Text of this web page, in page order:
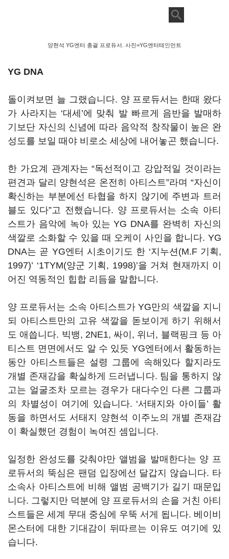
양현석 YG엔터 총괄 프로듀서. 사진=YG엔터테인먼트
YG DNA
돌이켜보면 늘 그랬습니다. 양 프로듀서는 한때 왔다
가 사라지는 ‘대세 ’에 맞춰 발 빠르게 음반을 발매하
기보단 자신의 신념에 따라 음악적 창작물이 높은 완
성도를 보일 때야 비로소 세상에 내어놓곤 했습니다.
한 가요계 관계자는 “독선적이고 강압적일 것이라는
편견과 달리 양현석은 온전히 아티스트”라며 “자신이
확신하는 부분에선 타협을 하지 않기에 주변과 트러
블도 있다”고 전했습니다. 양 프로듀서는 소속 아티
스트가 음악에 녹아 있는 YG DNA를 완벽히 자신의
색깔로 소화할 수 있을 때 오케이 사인을 합니다. YG
DNA는 곧 YG엔터 시초이기도 한 ‘지누션(M.F 기획 ,
1997)’ ‘1TYM(양군 기획 , 1998)’을 거쳐 현재까지 이
어진 역동적인 힙합 리듬을 말합니다.
양 프로듀서는 소속 아티스트가 YG만의 색깔을 지니
되 아티스트만의 고유 색깔을 돋보이게 하기 위해서
도 애씁니다. 빅뱅, 2NE1, 싸이 , 위너 , 블랙핑크 등 아
티스트 면면에서도 알 수 있듯 YG엔터에서 활동하는
동안 아티스트들은 설령 그룹에 속해있다 할지라도
개별 존재감을 확실하게 드러냅니다. 팀을 통하지 않
고는 얼굴조차 모르는 경우가 대다수인 다른 그룹과
의 차별성이 여기에 있습니다. ‘서태지와 아이들’ 활
동을 하면서도 서태지 양현석 이주노의 개별 존재감
이 확실했던 경험이 녹여진 셈입니다.
일정한 완성도를 갖춰야만 앨범을 발매한다는 양 프
로듀서의 뚝심은 팬덤 입장에선 달갑지 않습니다. 타
소속사 아티스트에 비해 앨범 공백기가 길기 때문입
니다. 그렇지만 덕분에 양 프로듀서의 손을 거친 아티
스트들은 세계 무대 중심에 우뚝 서게 됩니다. 베이비
몬스터에 대한 기대감이 뒤따르는 이유도 여기에 있
습니다.